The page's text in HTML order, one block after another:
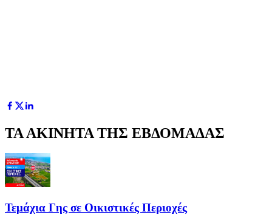
ΤΑ ΑΚΙΝΗΤΑ ΤΗΣ ΕΒΔΟΜΑΔΑΣ
Τεμάχια Γης σε Οικιστικές Περιοχές